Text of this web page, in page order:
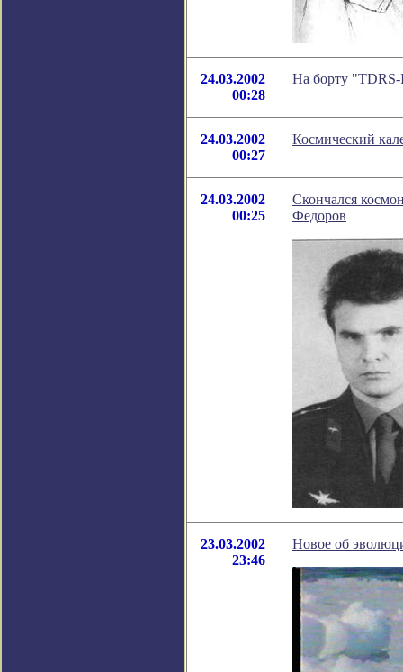
24.03.2002
00:28
На борту
24.03.2002
00:27
Космический
24.03.2002
00:25
Скончался
Федоров
23.03.2002
23:46
Новое об